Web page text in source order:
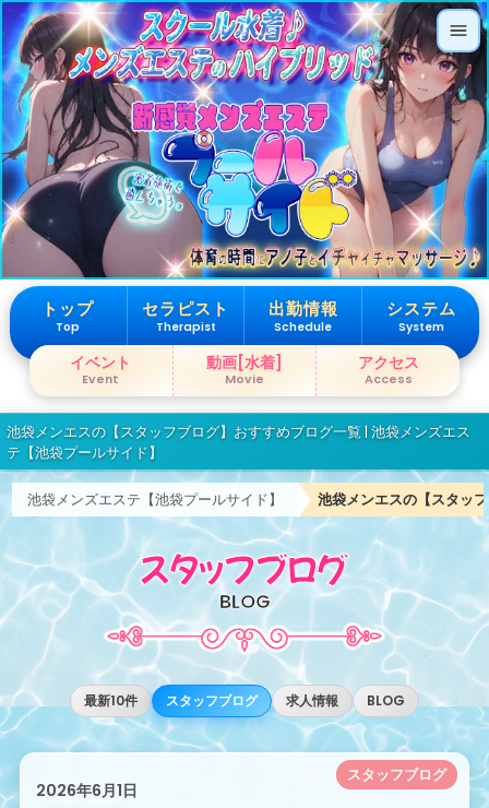
トップ
Top
セラピスト
Therapist
出勤情報
Schedule
システム
System
イベント
Event
動画[水着]
Movie
アクセス
Access
池袋メンエスの【スタッフブログ】おすすめブログ一覧 | 池袋メンズエス
テ【池袋プールサイド】
池袋メンズエステ【池袋プールサイド】 池袋メンエスの【スタッ
スタッフブログ
BLOG
最新10件 スタッフブログ 求人情報 BLOG
2026年6月1日
スタッフブログ